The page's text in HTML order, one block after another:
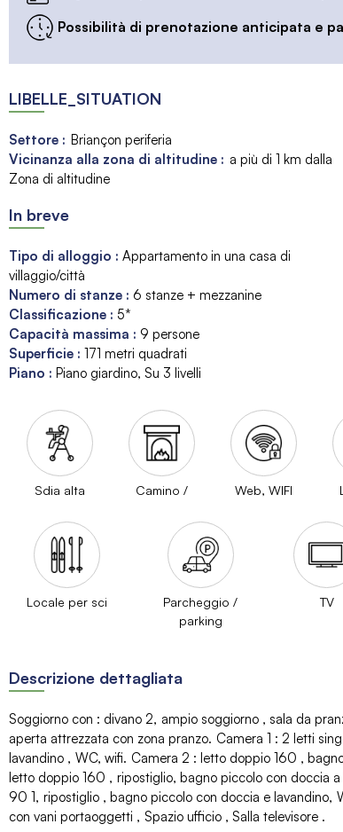
Possibilità di prenotazione anticipata e
LIBELLE_SITUATION
Settore :
Briançon periferia
Vicinanza alla zona di altitudine : a più di 1 km dalla
Zona di altitudine
In breve
Tipo di alloggio : Appartamento in una casa di
villaggio/città
Numero di stanze : 6 stanze + mezzanine
Classificazione : 5*
Capacità massima : 9 persone
Superficie : 171 metri quadrati
Piano : Piano giardino Su 3 livelli
Sdia alta Camino / Web, WIFI
Locale per sci
Parcheggio /
parking
TV
Descrizione dettagliata
Soggiorno con : divano 2 ampio soggiorno sala da
aperta attrezzata con zona pranzo Camera 1 : 2 letti
lavandino
WC wifi Camera 2 : letto doppio 160
letto doppio 160
ripostiglio bagno piccolo con doccia a
90 1 ripostiglio bagno piccolo con doccia e lavandino
con vani portaoggetti
Spazio ufficio Salla televisore